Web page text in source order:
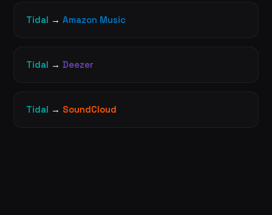
Tidal → Amazon Music
Tidal → Deezer
Tidal → SoundCloud